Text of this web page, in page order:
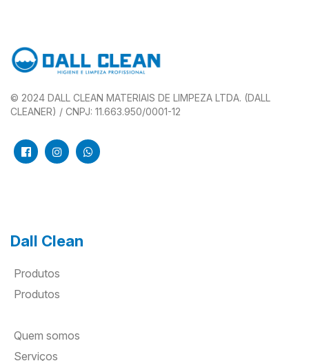
© 2024 DALL CLEAN MATERIAIS DE LIMPEZA LTDA. (DALL
CLEANER) / CNPJ: 11.663.950/0001-12
Dall Clean
Produtos
Produtos
Quem somos
Serviços